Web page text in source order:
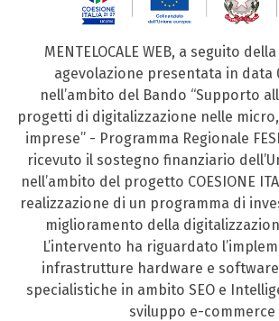
MENTELOCALE WEB, a seguito
agevolazione presentata in data
nell’ambito del Bando “Supporto
progetti di digitalizzazione nelle
imprese” - Programma Regionale
ricevuto il sostegno finanziario
nell’ambito del progetto COESIONE
realizzazione di un programma di
miglioramento della
L’intervento ha riguardato
infrastrutture hardware e
specialistiche in ambito SEO e
sviluppo e-commerce